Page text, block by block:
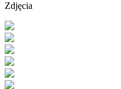
Zdjęcia